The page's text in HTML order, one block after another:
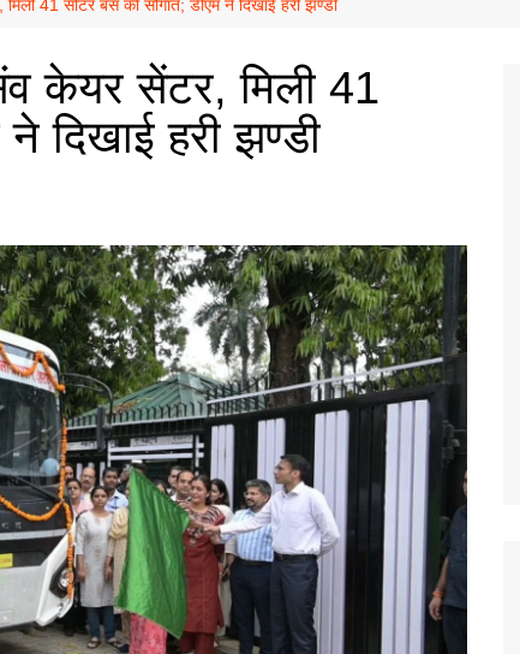
41 सीटर बस की सौगात; डीएम ने दिखाई हरी झण्डी
केयर सेंटर, मिली 41
दिखाई हरी झण्डी